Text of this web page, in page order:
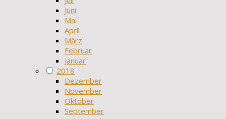
Juni
Mai
April
März
Februar
Januar
2018
Dezember
November
Oktober
September